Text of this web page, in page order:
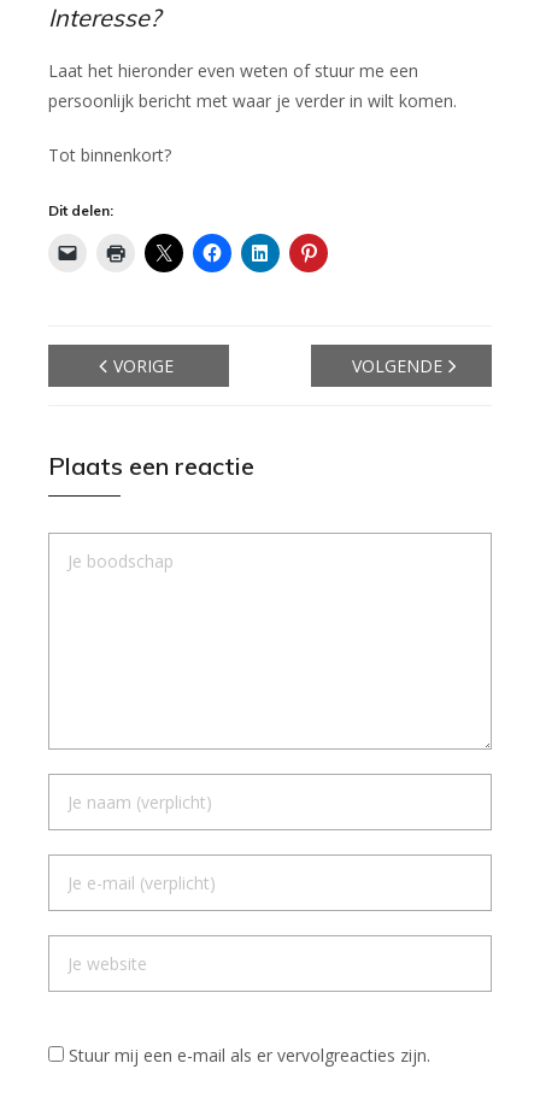
Interesse?
Laat het hieronder even weten of stuur me een
persoonlijk bericht met waar je verder in wilt komen.
Tot binnenkort?
Dit delen:
VORIGE VOLGENDE
Plaats een reactie
Stuur mij een e-mail als er vervolgreacties zijn.